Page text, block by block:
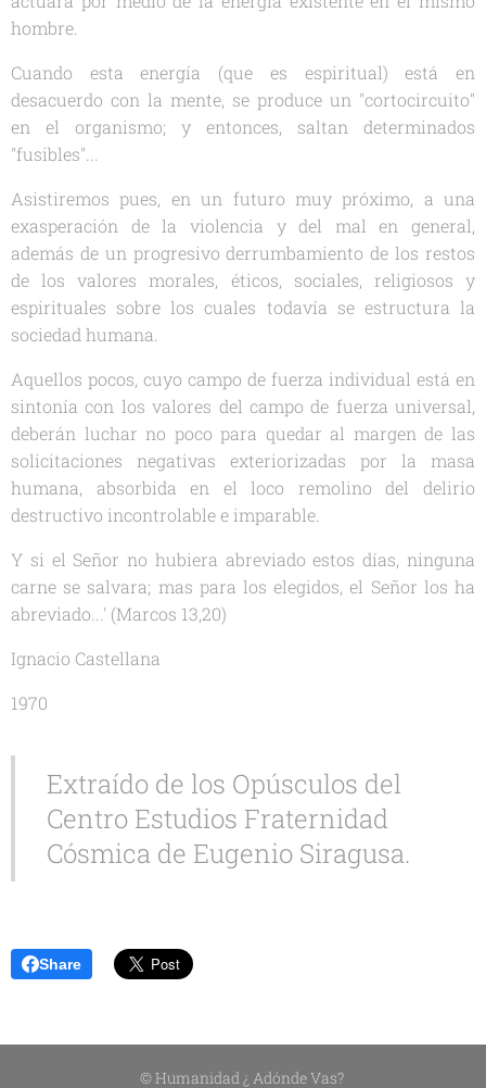
hombre.
Cuando esta energía (que es espiritual) está en
desacuerdo con la mente, se produce un "cortocircuito"
en el organismo; y entonces, saltan determinados
"fusibles"...
Asistiremos pues, en un futuro muy próximo, a una
exasperación de la violencia y del mal en general,
además de un progresivo derrumbamiento de los restos
de los valores morales, éticos, sociales, religiosos y
espirituales sobre los cuales todavía se estructura la
sociedad humana.
Aquellos pocos, cuyo campo de fuerza individual está en
sintonía con los valores del campo de fuerza universal,
deberán luchar no poco para quedar al margen de las
solicitaciones negativas exteriorizadas por la masa
humana, absorbida en el loco remolino del delirio
destructivo incontrolable e imparable.
Y si el Señor no hubiera abreviado estos días, ninguna
carne se salvara; mas para los elegidos, el Señor los ha
abreviado...' (Marcos 13,20)
Ignacio Castellana
1970
Extraído de los Opúsculos del
Centro Estudios Fraternidad
Cósmica de Eugenio Siragusa.
Share
© Humanidad ¿ Adónde Vas?